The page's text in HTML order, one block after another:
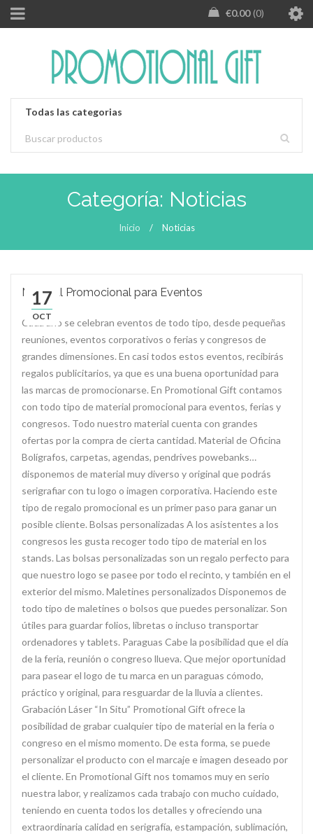
0.00
€ 0
Categoría: Noticias
Inicio / Noticias
17
OCT
Material Promocional para Eventos
Cada año se celebran eventos de todo tipo, desde pequeñas
reuniones, eventos corporativos o ferias y congresos de
grandes dimensiones. En casi todos estos eventos, recibirás
regalos publicitarios, ya que es una buena oportunidad para
las marcas de promocionarse. En Promotional Gift contamos
con todo tipo de material promocional para eventos, ferias y
congresos. Todo nuestro material cuenta con grandes
ofertas por la compra de cierta cantidad. Material de Oficina
Bolígrafos, carpetas, agendas, pendrives powebanks…
disponemos de material muy diverso y original que podrás
serigrafiar con tu logo o imagen corporativa. Haciendo este
tipo de regalo promocional es un primer paso para ganar un
posible cliente. Bolsas personalizadas A los asistentes a los
congresos les gusta recoger todo tipo de material en los
stands. Las bolsas personalizadas son un regalo perfecto para
que nuestro logo se pasee por todo el recinto, y también en el
exterior del mismo. Maletines personalizados Disponemos de
todo tipo de maletines o bolsos que puedes personalizar. Son
útiles para guardar folios, libretas o incluso transportar
ordenadores y tablets. Paraguas Cabe la posibilidad que el día
de la feria, reunión o congreso llueva. Que mejor oportunidad
para pasear el logo de tu marca en un paraguas cómodo,
práctico y original, para resguardar de la lluvia a clientes.
Grabación Láser “In Situ” Promotional Gift ofrece la
posibilidad de grabar cualquier tipo de material en la feria o
congreso en el mismo momento. De esta forma, se puede
personalizar el producto con el marcaje e imagen deseado por
el cliente. En Promotional Gift nos tomamos muy en serio
nuestra labor, y realizamos cada trabajo con mucho cuidado,
teniendo en cuenta todos los detalles y ofreciendo una
extraordinaria calidad en serigrafía, estampación, sublimación,